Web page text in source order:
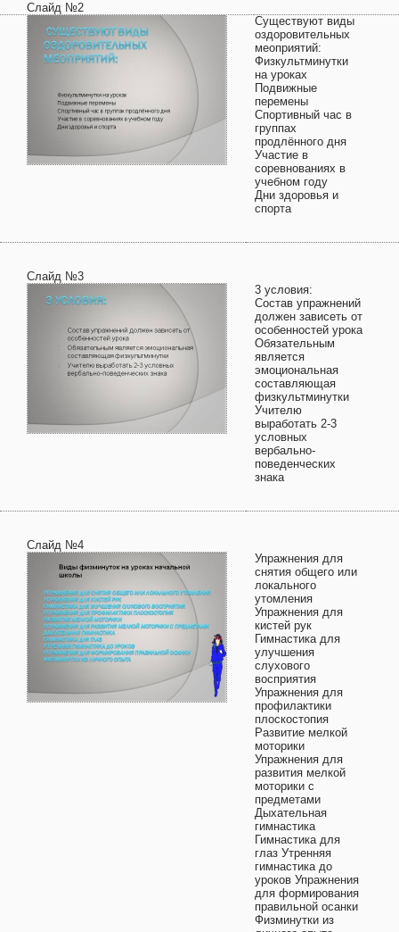
Слайд №2
Существуют виды
оздоровительных
меоприятий:
Физкультминутки
на уроках
Подвижные
перемены
Спортивный час в
группах
продлённого дня
Участие в
соревнованиях в
учебном году
Дни здоровья и
спорта
Слайд №3
3 условия:
Состав упражнений
должен зависеть от
особенностей урока
Обязательным
является
эмоциональная
составляющая
физкультминутки
Учителю
выработать 2-3
условных
вербально-
поведенческих
знака
Слайд №4
Упражнения для
снятия общего или
локального
утомления
Упражнения для
кистей рук
Гимнастика для
улучшения
слухового
восприятия
Упражнения для
профилактики
плоскостопия
Развитие мелкой
моторики
Упражнения для
развития мелкой
моторики с
предметами
Дыхательная
гимнастика
Гимнастика для
глаз Утренняя
гимнастика до
уроков Упражнения
для формирования
правильной осанки
Физминутки из